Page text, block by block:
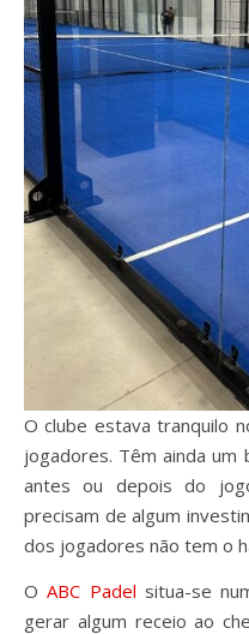
O clube estava tranquilo
jogadores. Têm ainda um
antes ou depois do
precisam de algum
dos jogadores não tem o
OABC Padel situa-se
gerar algum receio ao